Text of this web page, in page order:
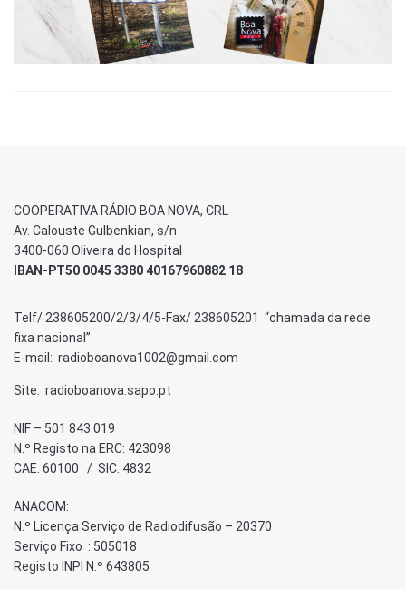
COOPERATIVA RÁDIO BOA NOVA, CRL
Av. Calouste Gulbenkian, s/n
3400-060 Oliveira do Hospital
IBAN-PT50 0045 3380 40167960882 18
Telf/ 238605200/2/3/4/5-Fax/ 238605201 “chamada da rede
fixa nacional”
E-mail: radioboanova1002@gmail.com
Site: radioboanova.sapo.pt
NIF – 501 843 019
N.º Registo na ERC: 423098
CAE: 60100 / SIC: 4832
ANACOM:
N.º Licença Serviço de Radiodifusão – 20370
Serviço Fixo : 505018
Registo INPI N.º 643805